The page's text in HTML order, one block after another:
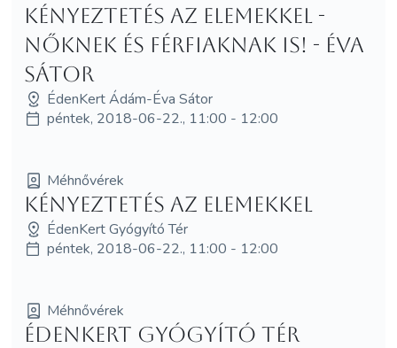
Kényeztetés az elemekkel -
nőknek és férfiaknak is! - Éva
Sátor
ÉdenKert Ádám-Éva Sátor
péntek, 2018-06-22., 11:00 - 12:00
Méhnővérek
Kényeztetés az elemekkel
ÉdenKert Gyógyító Tér
péntek, 2018-06-22., 11:00 - 12:00
Méhnővérek
ÉdenKert Gyógyító Tér